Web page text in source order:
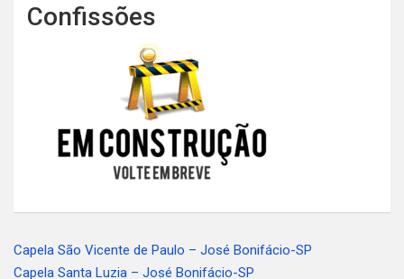
Confissões
Navegação
Capela São Vicente de Paulo – José Bonifácio-SP
Capela Santa Luzia – José Bonifácio-SP